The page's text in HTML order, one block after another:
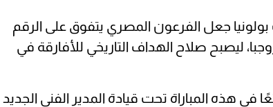
جعل الفرعون المصري يتفوق على الرقم
ليصبح صلاح الهداف التاريخي للأفارقة في
عامًا، قدم أداءً رائعًا في هذه المباراة تحت قيادة المدير الفني الجديد